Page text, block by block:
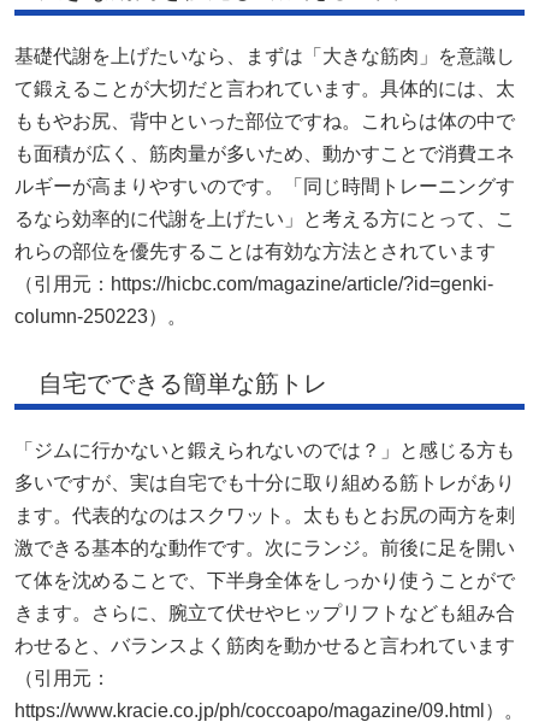
基礎代謝を上げたいなら、まずは「大きな筋肉」を意識し
て鍛えることが大切だと言われています。具体的には、太
ももやお尻、背中といった部位ですね。これらは体の中で
も面積が広く、筋肉量が多いため、動かすことで消費エネ
ルギーが高まりやすいのです。「同じ時間トレーニングす
るなら効率的に代謝を上げたい」と考える方にとって、こ
れらの部位を優先することは有効な方法とされています
（引用元：https://hicbc.com/magazine/article/?id=genki-
column-250223）。
自宅でできる簡単な筋トレ
「ジムに行かないと鍛えられないのでは？」と感じる方も
多いですが、実は自宅でも十分に取り組める筋トレがあり
ます。代表的なのはスクワット。太ももとお尻の両方を刺
激できる基本的な動作です。次にランジ。前後に足を開い
て体を沈めることで、下半身全体をしっかり使うことがで
きます。さらに、腕立て伏せやヒップリフトなども組み合
わせると、バランスよく筋肉を動かせると言われています
（引用元：
https://www.kracie.co.jp/ph/coccoapo/magazine/09.html）。